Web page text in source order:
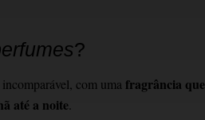
?
incomparável, com uma fragrância
até a noite